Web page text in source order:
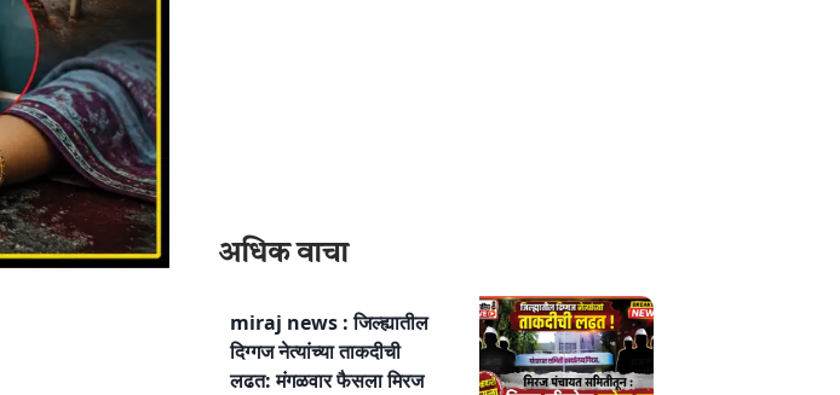
अधिक वाचा
miraj news : जिल्ह्यातील
दिग्गज नेत्यांच्या ताकदीची
लढत: मंगळवार फैसला मिरज